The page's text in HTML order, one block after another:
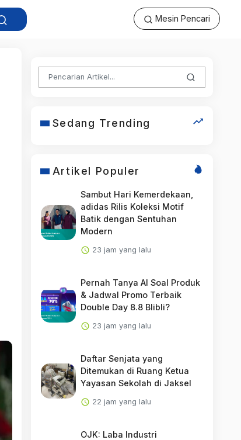
Mesin Pencari
Sedang Trending
Artikel Populer
Sambut Hari Kemerdekaan,
adidas Rilis Koleksi Motif
Batik dengan Sentuhan
Modern
23 jam yang lalu
Pernah Tanya AI Soal Produk
& Jadwal Promo Terbaik
Double Day 8.8 Blibli?
23 jam yang lalu
Daftar Senjata yang
Ditemukan di Ruang Ketua
Yayasan Sekolah di Jaksel
22 jam yang lalu
OJK: Laba Industri